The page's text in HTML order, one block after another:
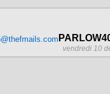
vendredi 10